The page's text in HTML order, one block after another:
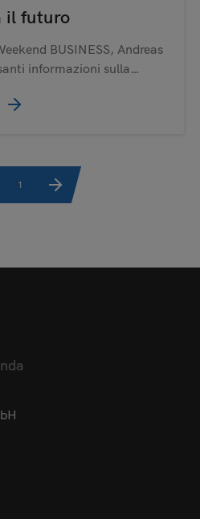
il futuro
BUSINESS, Andreas
informazioni sulla…
1